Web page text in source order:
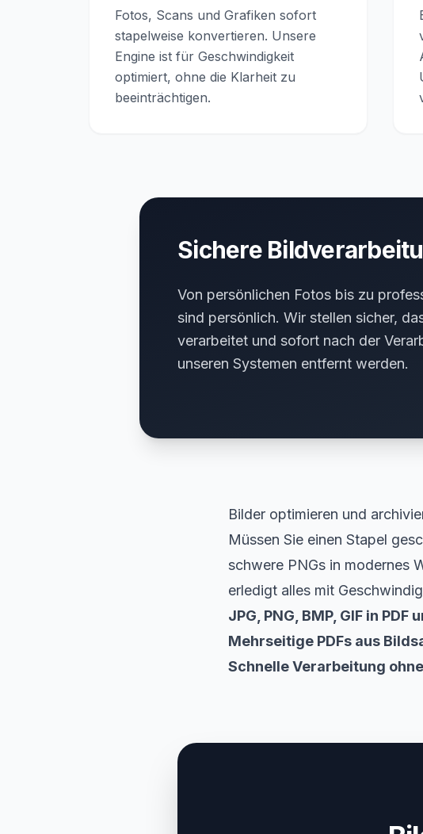
Fotos, Scans und Grafiken sofort
stapelweise konvertieren. Unsere
Engine ist für Geschwindigkeit
optimiert, ohne die Klarheit zu
beeinträchtigen.
Sichere
Von persönlichen Fotos bis zu
sind persönlich. Wir stellen sicher,
verarbeitet und sofort nach der
unseren Systemen entfernt werden.
Bilder optimieren und
Müssen Sie einen Stapel
schwere PNGs in modernes
erledigt alles mit
JPG, PNG, BMP, GIF in
Mehrseitige PDFs aus
Schnelle Verarbeitung